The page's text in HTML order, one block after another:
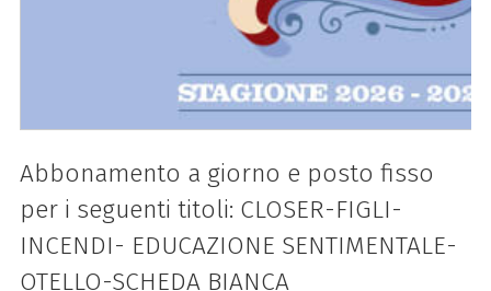
Abbonamento a giorno e posto fisso
per i seguenti titoli: CLOSER-FIGLI-
INCENDI- EDUCAZIONE SENTIMENTALE-
OTELLO-SCHEDA BIANCA